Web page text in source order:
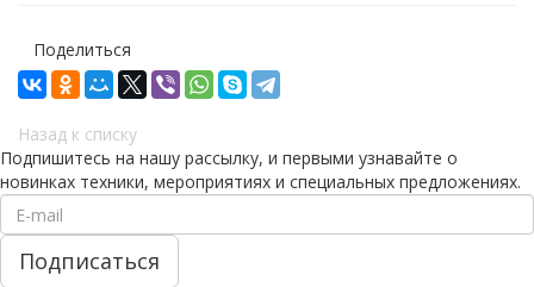
Поделиться
Назад к списку
Подпишитесь на нашу рассылку, и первыми узнавайте о
новинках техники, мероприятиях и специальных предложениях.